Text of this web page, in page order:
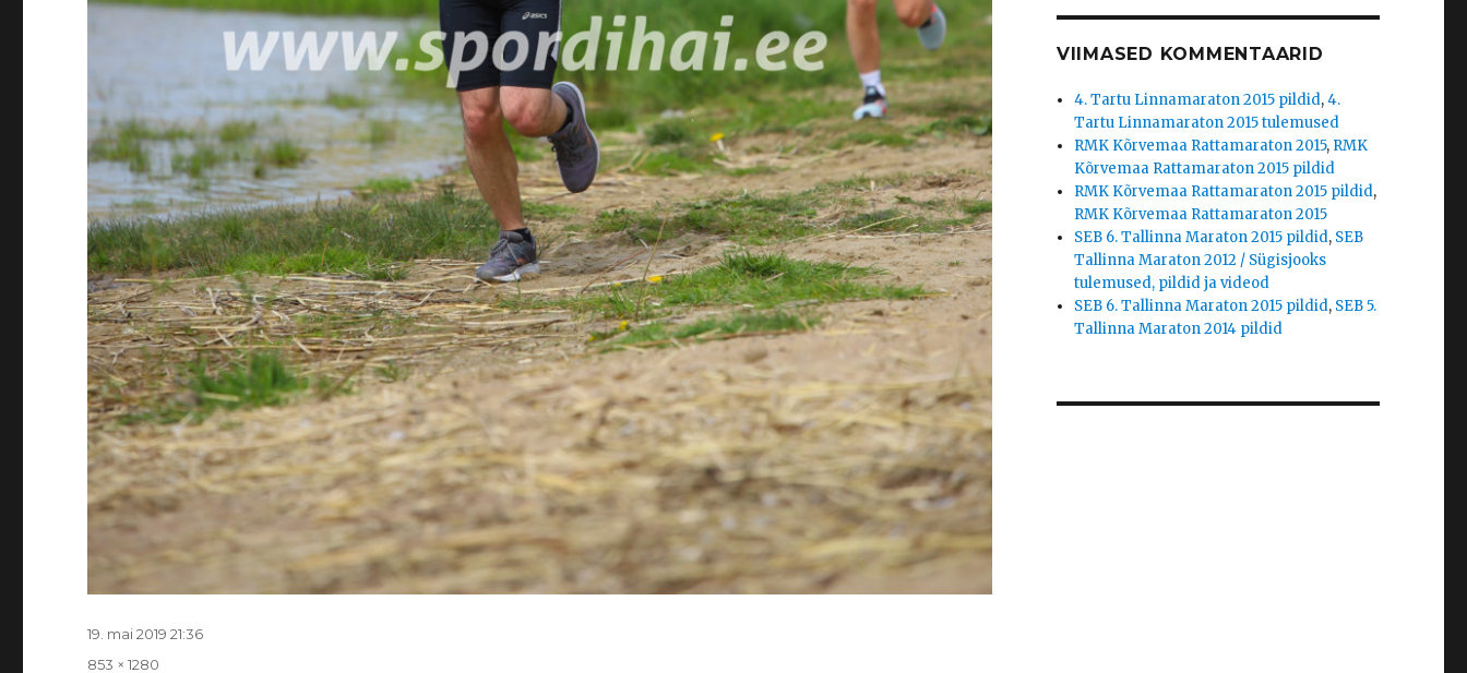
Postitatud
19. mai 2019 21:36
Täissuurus
853 × 1280
VIIMASED KOMMENTAARID
4. Tartu Linnamaraton 2015 pildid,4.
Tartu Linnamaraton 2015 tulemused
RMK Kõrvemaa Rattamaraton 2015, RMK
Kõrvemaa Rattamaraton 2015 pildid
RMK Kõrvemaa Rattamaraton 2015 pildid,
RMK Kõrvemaa Rattamaraton 2015
SEB 6. Tallinna Maraton 2015 pildid, SEB
Tallinna Maraton 2012 / Sügisjooks
tulemused, pildid ja videod
SEB 6. Tallinna Maraton 2015 pildid, SEB 5.
Tallinna Maraton 2014 pildid